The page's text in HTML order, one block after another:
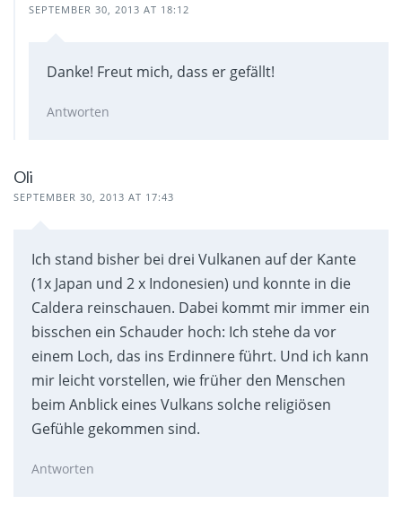
SEPTEMBER 30, 2013 AT 18:12
Danke! Freut mich, dass er gefällt!
Antworten
Oli
SEPTEMBER 30, 2013 AT 17:43
Ich stand bisher bei drei Vulkanen auf der Kante
(1x Japan und 2 x Indonesien) und konnte in die
Caldera reinschauen. Dabei kommt mir immer ein
bisschen ein Schauder hoch: Ich stehe da vor
einem Loch, das ins Erdinnere führt. Und ich kann
mir leicht vorstellen, wie früher den Menschen
beim Anblick eines Vulkans solche religiösen
Gefühle gekommen sind.
Antworten